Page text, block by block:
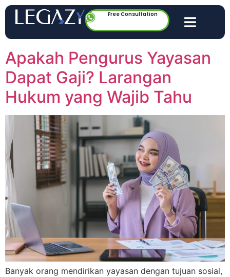
Free Consultation
Apakah Pengurus Yayasan
Dapat Gaji? Larangan
Hukum yang Wajib Tahu
Banyak orang mendirikan yayasan dengan tujuan sosial,